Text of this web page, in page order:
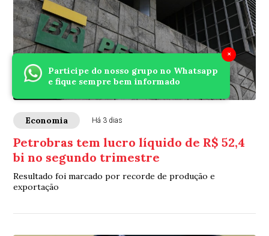
×
Participe do nosso grupo no Whatsapp
e fique sempre bem informado
Economia Há 3 dias
Petrobras tem lucro líquido de R$ 52,4
bi no segundo trimestre
Resultado foi marcado por recorde de produção e
exportação